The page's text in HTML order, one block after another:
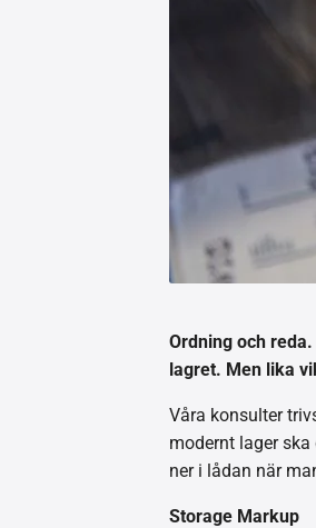
Ordning och
lagret. Men lika
Våra konsulter
modernt lager
ner i lådan när
Storage Markup